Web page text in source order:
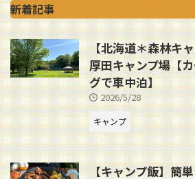
新着記事
【北海道＊森林キ
厚田キャンプ場【
グで車中泊】
2026/5/28
キャンプ
【キャンプ飯】簡